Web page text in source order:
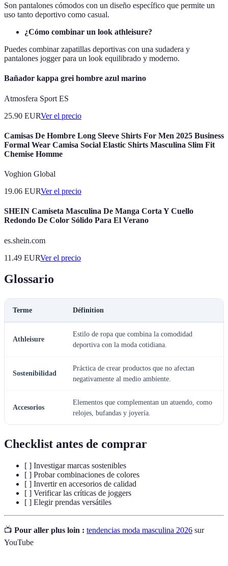
Son pantalones cómodos con un diseño específico que permite un
uso tanto deportivo como casual.
¿Cómo combinar un look athleisure?
Puedes combinar zapatillas deportivas con una sudadera y
pantalones jogger para un look equilibrado y moderno.
Bañador kappa grei hombre azul marino
Atmosfera Sport ES
25.90 EURVer el precio
Camisas De Hombre Long Sleeve Shirts For Men 2025 Business
Formal Wear Camisa Social Elastic Shirts Masculina Slim Fit
Chemise Homme
Voghion Global
19.06 EURVer el precio
SHEIN Camiseta Masculina De Manga Corta Y Cuello
Redondo De Color Sólido Para El Verano
es.shein.com
11.49 EURVer el precio
Glossario
Terme Définition
Athleisure
Estilo de ropa que combina la comodidad
deportiva con la moda cotidiana.
Sostenibilidad
Práctica de crear productos que no afectan
negativamente al medio ambiente.
Accesorios
Elementos que complementan un atuendo, como
relojes, bufandas y joyería.
Checklist antes de comprar
[ ] Investigar marcas sostenibles
[ ] Probar combinaciones de colores
[ ] Invertir en accesorios de calidad
[ ] Verificar las críticas de joggers
[ ] Elegir prendas versátiles
📺 Pour aller plus loin : tendencias moda masculina 2026 sur
YouTube